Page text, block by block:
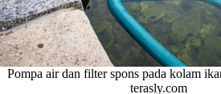
Pompa air dan filter spons pada kolam
terasly.com